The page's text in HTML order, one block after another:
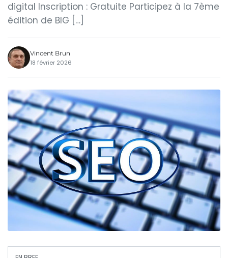
digital Inscription : Gratuite Participez à la 7ème
édition de BIG […]
Vincent Brun
18 février 2026